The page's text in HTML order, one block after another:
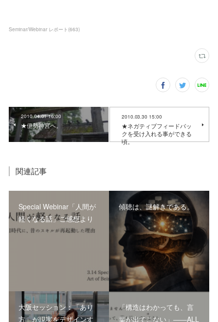
Seminar/Webinar レポート (663)
2010.04.01 16:00
★伊勢神宮へ。
2010.03.30 15:00
★ネガティブフィードバッ
クを受け入れる事ができる
頃。
関連記事
Special Webinar「人間が
軽くなる話」ご感想より
傾聴は、謎解きである。
大阪セッション：「あり
方」が現実をデザインす
「構造はわかっても、言
葉が出てこない」――ALL